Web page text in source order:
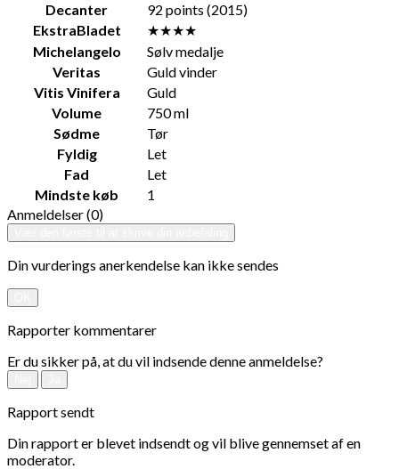
Decanter
92 points (2015)
EkstraBladet
★★★★
Michelangelo
Sølv medalje
Veritas
Guld vinder
Vitis Vinifera
Guld
Volume
750 ml
Sødme
Tør
Fyldig
Let
Fad
Let
Mindste køb
1
Anmeldelser (0)
Din vurderings anerkendelse kan ikke sendes
Rapporter kommentarer
Er du sikker på, at du vil indsende denne anmeldelse?
Rapport sendt
Din rapport er blevet indsendt og vil blive gennemset af en
moderator.